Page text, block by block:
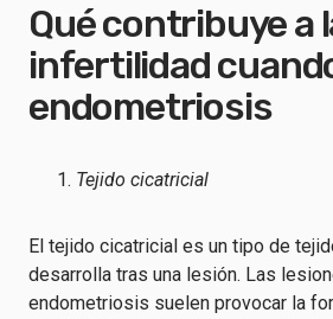
Qué contribuye a
infertilidad
endometriosis
Tejido cicatricial
El tejido cicatricial es un tipo de
desarrolla tras una lesión. Las
endometriosis suelen provocar la